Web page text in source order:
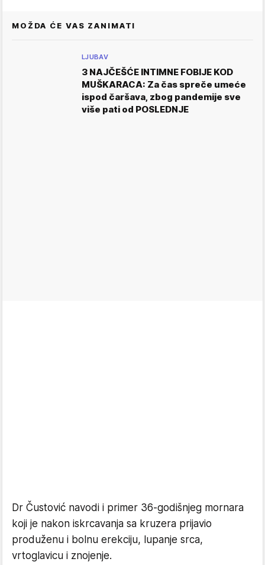
MOŽDA ĆE VAS ZANIMATI
LJUBAV
3 NAJČEŠĆE INTIMNE FOBIJE KOD
MUŠKARACA: Za čas spreče umeće
ispod čaršava, zbog pandemije sve
više pati od POSLEDNJE
Dr Čustović navodi i primer 36-godišnjeg mornara
koji je nakon iskrcavanja sa kruzera prijavio
produženu i bolnu erekciju, lupanje srca,
vrtoglavicu i znojenje.